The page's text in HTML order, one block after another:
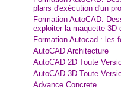
plans d'exécution d'un
Formation AutoCAD:
exploiter la maquette 3D
Formation Autocad : les
AutoCAD Architecture
AutoCAD 2D Toute
AutoCAD 3D Toute
Advance Concrete